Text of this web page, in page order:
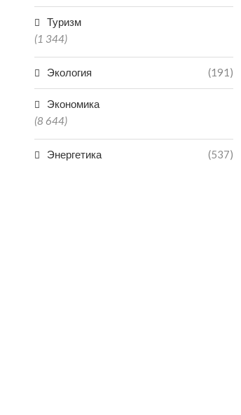
Туризм
(1 344)
Экология (191)
Экономика
(8 644)
Энергетика (537)